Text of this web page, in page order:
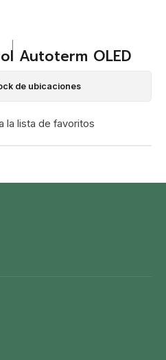
Autoterm OLED
de ubicaciones
la lista de favoritos